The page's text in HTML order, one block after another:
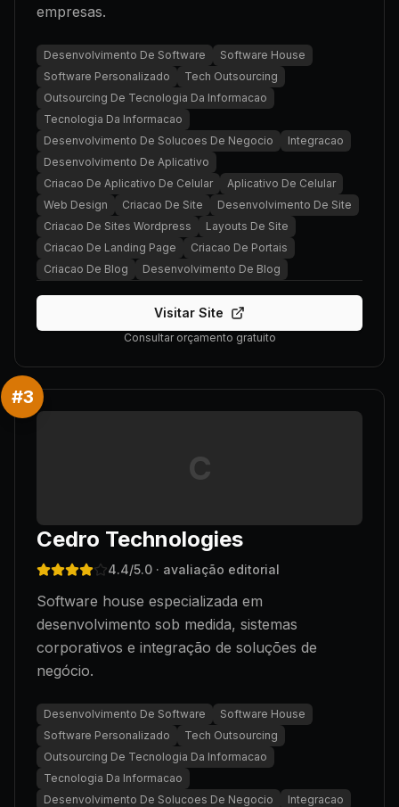
empresas.
Desenvolvimento De Software
Software House
Software Personalizado
Tech Outsourcing
Outsourcing De Tecnologia Da Informacao
Tecnologia Da Informacao
Desenvolvimento De Solucoes De Negocio
Integracao
Desenvolvimento De Aplicativo
Criacao De Aplicativo De Celular
Aplicativo De Celular
Web Design
Criacao De Site
Desenvolvimento De Site
Criacao De Sites Wordpress
Layouts De Site
Criacao De Landing Page
Criacao De Portais
Criacao De Blog
Desenvolvimento De Blog
Visitar Site
Consultar orçamento gratuito
#3
C
Cedro Technologies
4.4/5.0 · avaliação editorial
Software house especializada em
desenvolvimento sob medida, sistemas
corporativos e integração de soluções de
negócio.
Desenvolvimento De Software
Software House
Software Personalizado
Tech Outsourcing
Outsourcing De Tecnologia Da Informacao
Tecnologia Da Informacao
Desenvolvimento De Solucoes De Negocio
Integracao